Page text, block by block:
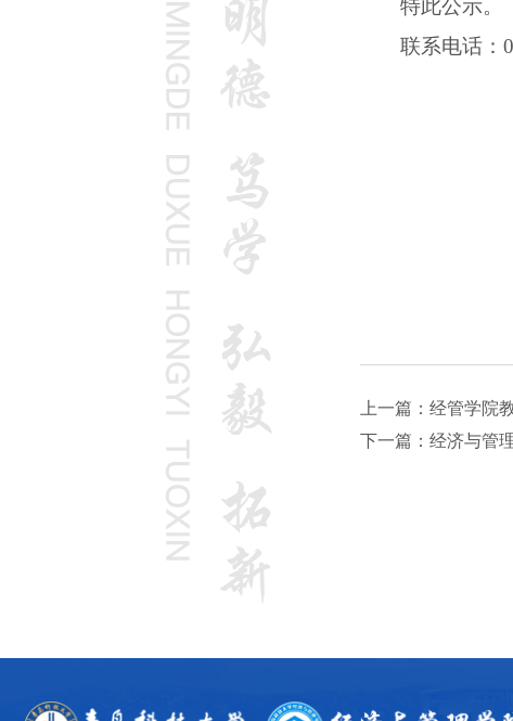
特此公示。
联系电话：
上一篇：经管学院
下一篇：经济与管